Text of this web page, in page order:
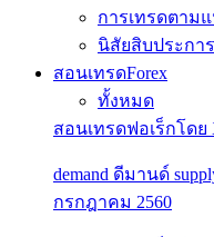
การเทรดตาม
นิสัยสิบประกา
สอนเทรดForex
ทั้งหมด
สอนเทรดฟอเร็กโดย
demand ดีมานด์
กรกฎาคม 2560